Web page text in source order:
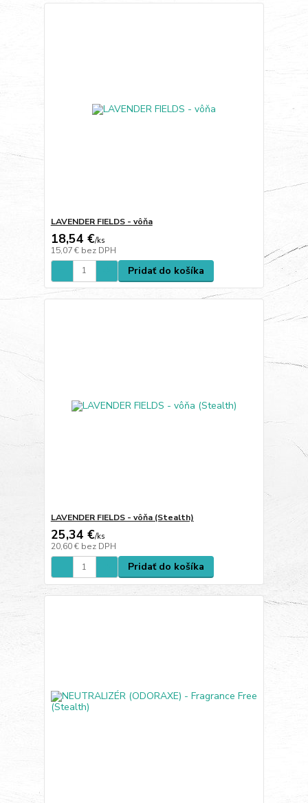
LAVENDER FIELDS - vôňa
18,54 €/ks
15,07 € bez DPH
Pridať do košíka
LAVENDER FIELDS - vôňa (Stealth)
25,34 €/ks
20,60 € bez DPH
Pridať do košíka